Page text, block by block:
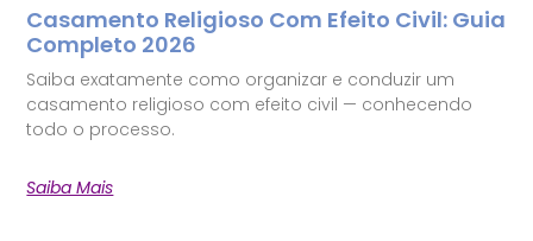
Casamento Religioso Com Efeito Civil: Guia
Completo 2026
Saiba exatamente como organizar e conduzir um
casamento religioso com efeito civil — conhecendo
todo o processo.
Saiba Mais